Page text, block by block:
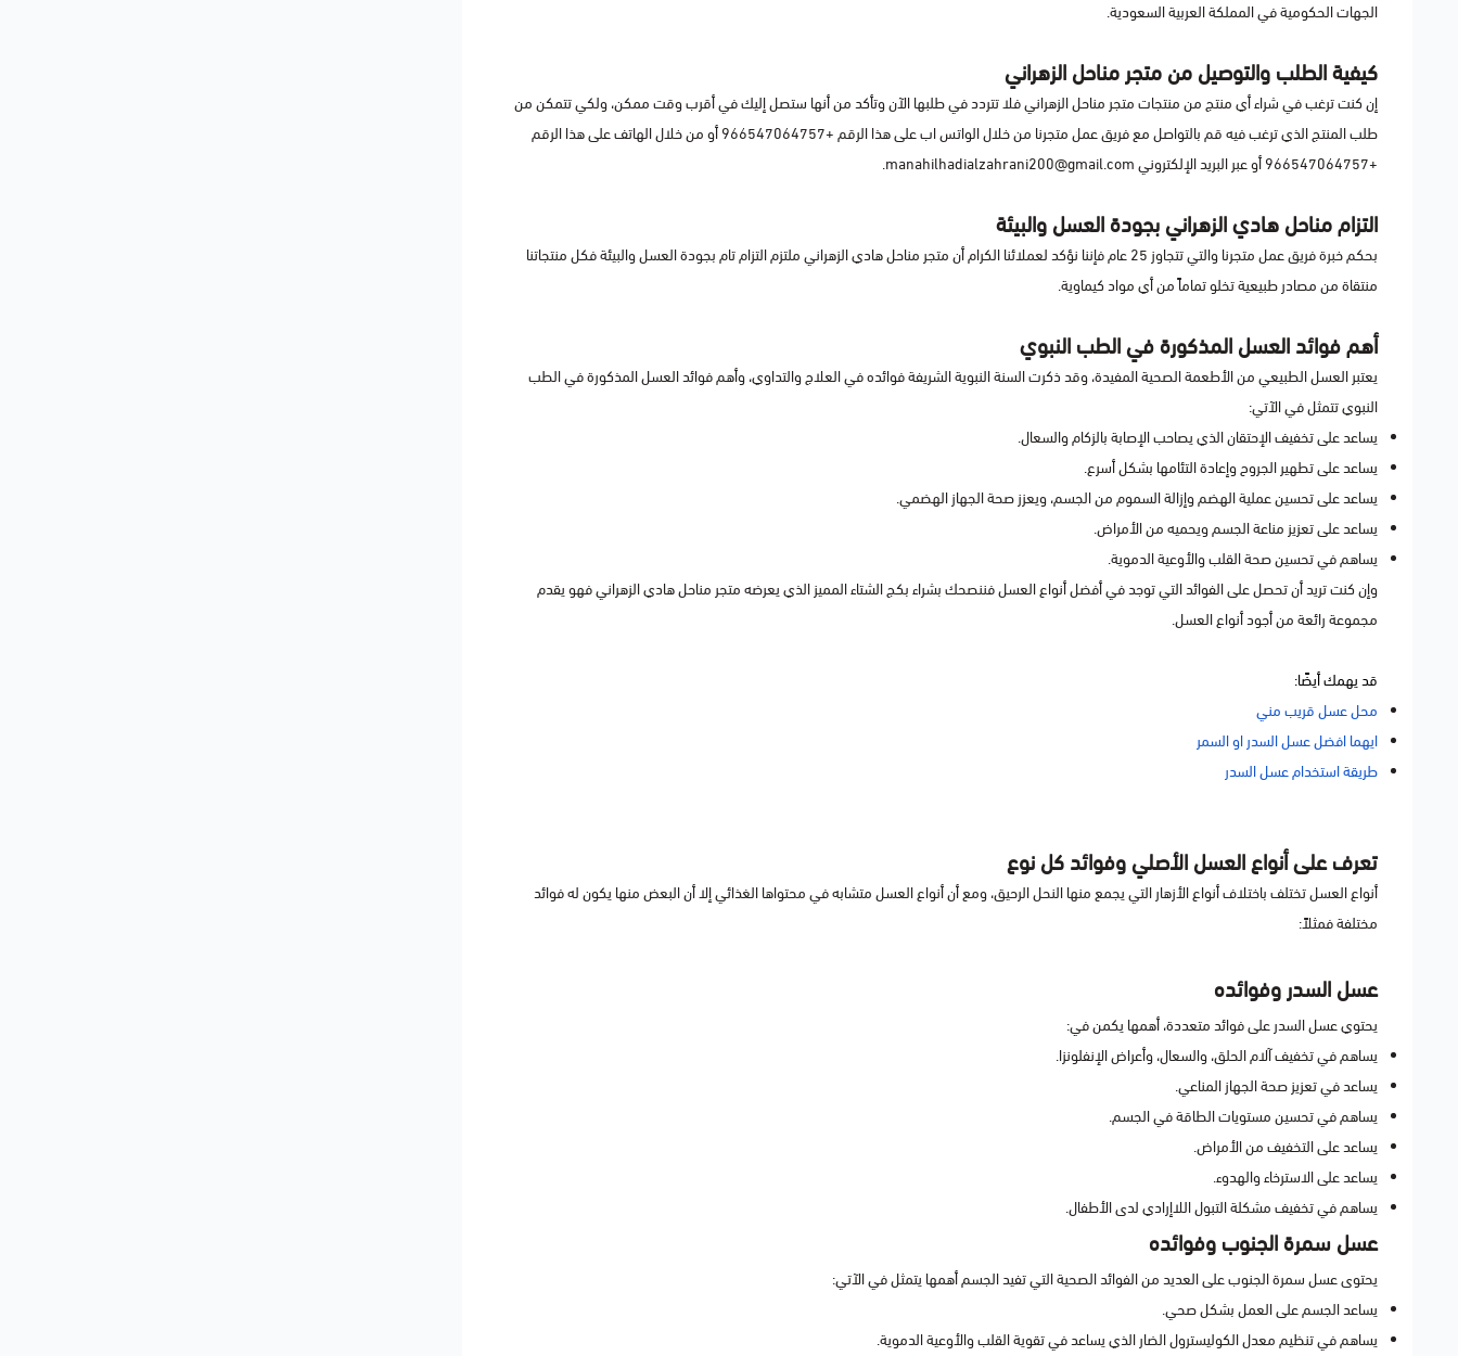
الجهات الحكومية في المملكة العربية السعودية.
كيفية الطلب والتوصيل من متجر مناحل الزهراني
إن كنت ترغب في شراء أي منتج من منتجات متجر مناحل الزهراني فلا تتردد في طلبها الآن وتأكد من أنها ستصل إليك في أقرب وقت ممكن، ولكي تتمكن من
طلب المنتج الذي ترغب فيه قم بالتواصل مع فريق عمل متجرنا من خلال الواتس اب على هذا الرقم +966547064757 أو من خلال الهاتف على هذا الرقم
+966547064757 أو عبر البريد الإلكتروني
manahilhadialzahrani200@gmail.com
.
التزام مناحل هادي الزهراني بجودة العسل والبيئة
بحكم خبرة فريق عمل متجرنا والتي تتجاوز 25 عام فإننا نؤكد لعملائنا الكرام أن متجر مناحل هادي الزهراني ملتزم التزام تام بجودة العسل والبيئة فكل منتجاتنا
منتقاة من مصادر طبيعية تخلو تماماً من أي مواد كيماوية.
أهم فوائد العسل المذكورة في الطب النبوي
يعتبر العسل الطبيعي من الأطعمة الصحية المفيدة، وقد ذكرت السنة النبوية الشريفة فوائده في العلاج والتداوي، وأهم فوائد العسل المذكورة في الطب
النبوي تتمثل في الآتي:
يساعد على تخفيف الإحتقان الذي يصاحب الإصابة بالزكام والسعال.
يساعد على تطهير الجروح وإعادة التئامها بشكل أسرع.
يساعد على تحسين عملية الهضم وإزالة السموم من الجسم، ويعزز صحة الجهاز الهضمي.
يساعد على تعزيز مناعة الجسم ويحميه من الأمراض.
يساهم في تحسين صحة القلب والأوعية الدموية.
وإن كنت تريد أن تحصل على الفوائد التي توجد في أفضل أنواع العسل فننصحك بشراء بكج الشتاء المميز الذي يعرضه متجر مناحل هادي الزهراني فهو يقدم
مجموعة رائعة من أجود أنواع العسل.
قد يهمك أيضًا:
محل عسل قريب مني
ايهما افضل عسل السدر او السمر
طريقة استخدام عسل السدر
تعرف على أنواع العسل الأصلي وفوائد كل نوع
أنواع العسل تختلف باختلاف أنواع الأزهار التي يجمع منها النحل الرحيق، ومع أن أنواع العسل متشابه في محتواها الغذائي إلا أن البعض منها يكون له فوائد
مختلفة فمثلاً:
عسل السدر وفوائده
يحتوي عسل السدر على فوائد متعددة، أهمها يكمن في:
يساهم في تخفيف آلام الحلق، والسعال، وأعراض الإنفلونزا.
يساعد في تعزيز صحة الجهاز المناعي.
يساهم في تحسين مستويات الطاقة في الجسم.
يساعد على التخفيف من الأمراض.
يساعد على الاسترخاء والهدوء.
يساهم في تخفيف مشكلة التبول اللاإرادي لدى الأطفال.
عسل سمرة الجنوب وفوائده
يحتوى عسل سمرة الجنوب على العديد من الفوائد الصحية التي تفيد الجسم أهمها يتمثل في الآتي:
يساعد الجسم على العمل بشكل صحي.
يساهم في تنظيم معدل الكوليسترول الضار الذي يساعد في تقوية القلب والأوعية الدموية.